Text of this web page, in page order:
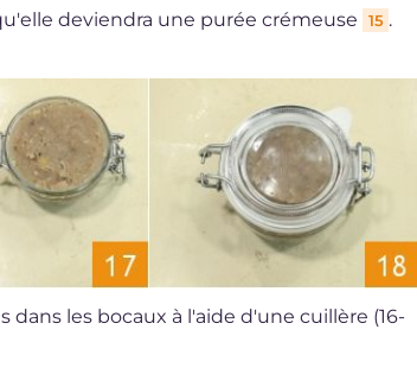
deviendra une purée crémeuse
15 .
dans les bocaux à l'aide d'une cuillère (16-